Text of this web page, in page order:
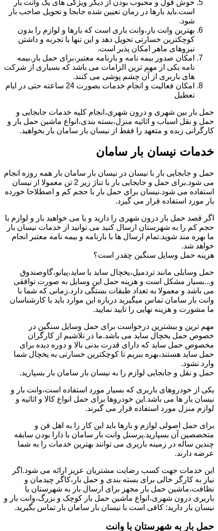
خوش قول و محبوب بودن از دیگر ویژگی های یک وانت بار
است.باید بارها در زمان تعیین شده جابجا و تحویل صاحب بار
شود.
بهترین وانت بار،وانت باری است که بارها و لوازم را بدون
کوچکترین خسارتی تحویل دهد و این تنها با تجربه و داشتن
نیروهای ماهر امکان پذیر است.
امکان صدور بیمه نامه و بارنامه معتبر،برای حمل بار.بیمه
نامه یکی از مهم ترین الزامات می باشد که بسیاری از شرکت
های باربری از آن چشم پوشی می کنند.
امکان فعالیت و انجام خدمات بصورت 24 ساعته حتی در ایام
تعطیل
حمل بار بین شهری و درون شهری،انجام کلیه خدمات جابجایی و
حمل و نقل اسباب و اثاثیه منزل،بسته بندی،انواع ماشین حمل بار و
کارگرانی زبده و متعهد را فقط از نیسان بار سامان بار بخواهید.
خدمات نیسان بار سامان
حمل و جابجایی بار با نیسان در نیسان بار سامان بار همه روزه انجام
می شود.برای حمل و جابجایی بار با تناژ زیر 2 تن معمولا از نیسان
استفاده می شود.نیسان برای حمل بار با حجم کم و اصطلاحا خورده
بار مورد استفاده قرار می گیرد.
اگر قصد حمل بار درون شهری را دارید و یا می خواهید بار و لوازم با
حجم کم را به شهرستان ارسال کنید می توانید از خدمات نیسان بار
ما بهره مند شوید.تمام ارسال ها با بارنامه و بیمه نامه معتبر انجام
خواهد شد.
هزینه حمل وسایل سنگین چقدر است؟
حمل وسایلی مانند تردمیل،یخچال ساید با ساید،پیانو،گاوصندوق
و...بسیار مشکل است و هزینه حمل این وسایل به صورت توافقی
می باشد و معمولا به تعداد طبقات بستگی دارد.زمانی که شما با
وانت بار سامان تماس میگیرید درباره این موارد باید با کارشناسان
ما مشورت و هزینه نهایی را تایید نمایید.
مهم ترین و بیشترین درخواست برای حمل وسایل سنگین در
خصوص حمل یخچال ساید می باشد.ما در تلاشیم از کارگران
مخصوص حمل ساید که دارای قدرت بدنی بالا و دوره دیده برای
حمل ساید هستند،بهره ببریم تا کوچکترین خسارتی به یخچال شما
وارد نشود.
حمل و نقل و جابجایی لوازم را به نیسان بار سامان بار بسپارید.
یکی از خودروهای باربری که بسیار مورد استفاده است،وانت بار و
نیسان بار ها می باشد.این خودروها برای حمل انواع کالا و اثاثیه و
لوازم منزل مورد استفاده قرار می گیرند.
برای حمل اصولی لوازم و بارها باید این کار را به اهل فن و
متخصصین آن بسپارید.پرسنل وانت بار سامان با دارا بودن سابقه
چندین ساله در زمینه باربری می توانند بهترین خدمات را به شما
عرضه دارند.
این خدمات جهت کسب رضایت مشتریان عزیز ارائه می شود.اگر
نیاز به کارگر خالی برای بسته بندی و حمل بار،کاگر چیدمان و
نظافت،ماشین حمل بار مجهز برای ارسال بار به شهرستان یا
باربری درون شهری،انواع ماشین حمل بار کوچک و بزرگ،وانت بار و
نیسان بار دارید: کافی است با نیسان بار سامان بار تماس بگیرید.
حمل بار به شهرستان با وانت